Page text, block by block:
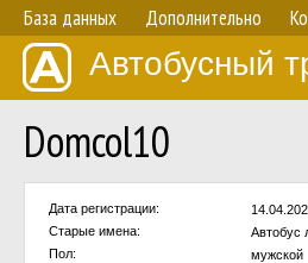
База данных Дополнительно
Автобусный
Domcol10
Дата регистрации:
Старые имена:
Автобус
Пол:
мужской